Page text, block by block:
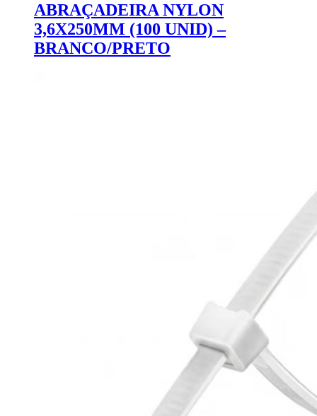
ABRAÇADEIRA NYLON
3,6X250MM (100 UNID) –
BRANCO/PRETO